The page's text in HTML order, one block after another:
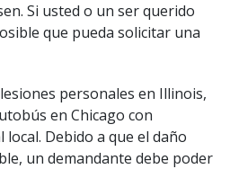
Si usted o un ser querido
que pueda solicitar una
personales en Illinois,
en Chicago con
Debido a que el daño
un demandante debe poder